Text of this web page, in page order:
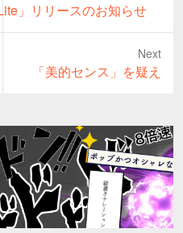
」リリースのお知らせ
Next
「美的センス」を疑え